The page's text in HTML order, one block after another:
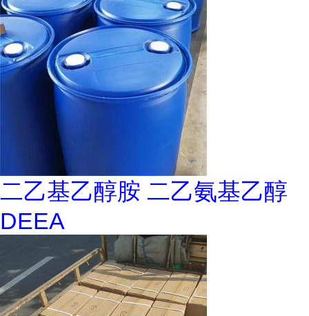
二乙基乙醇胺 二乙氨基乙醇
DEEA